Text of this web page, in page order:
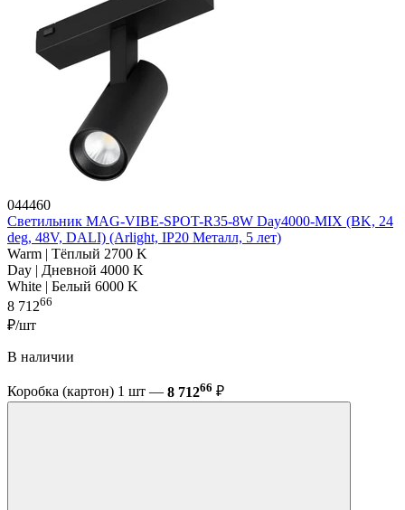
044460
Светильник MAG-VIBE-SPOT-R35-8W Day4000-MIX (BK, 24
deg, 48V, DALI) (Arlight, IP20 Металл, 5 лет)
Warm | Тёплый 2700 K
Day | Дневной 4000 K
White | Белый 6000 K
8 71266
₽/шт
В наличии
Коробка (картон) 1 шт — 8 71266 ₽